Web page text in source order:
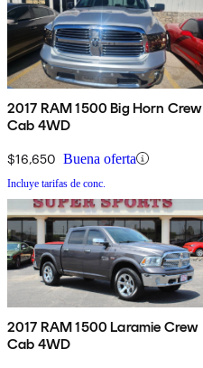
2017 RAM 1500 Big Horn Crew
Cab 4WD
$16,650 Buena oferta
Incluye tarifas de conc.
2017 RAM 1500 Laramie Crew
Cab 4WD